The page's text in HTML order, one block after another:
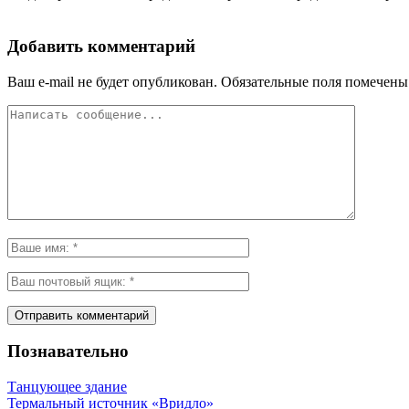
Добавить комментарий
Ваш e-mail не будет опубликован. Обязательные поля
Познавательно
Танцующее здание
Термальный источник «Вридло»